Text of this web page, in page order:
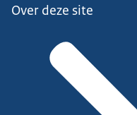
Over deze site